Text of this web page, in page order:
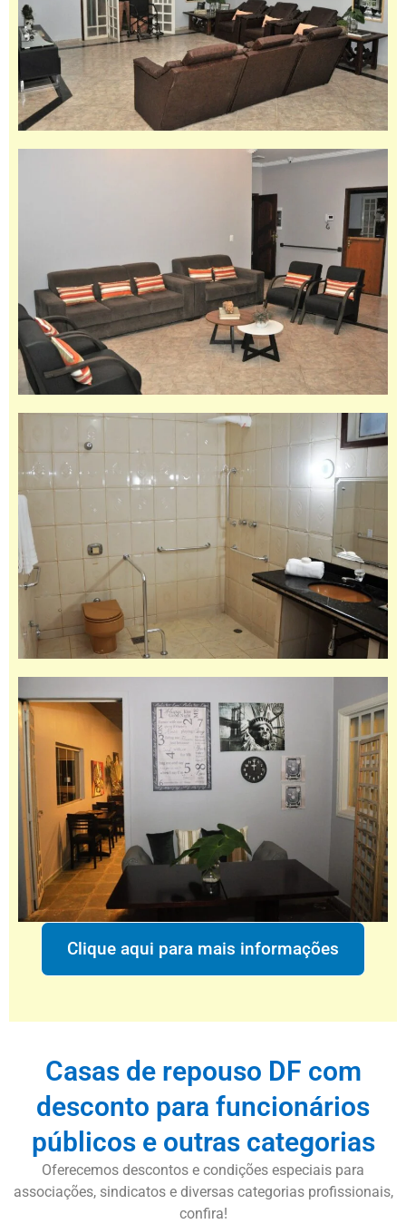
Clique aqui para mais informações
Casas de repouso DF com
desconto para funcionários
públicos e outras categorias
Oferecemos descontos e condições especiais para
associações, sindicatos e diversas categorias profissionais,
confira!